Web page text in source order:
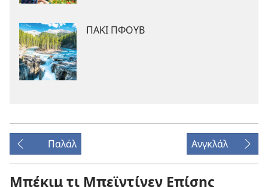
ΠΑΚΙ ΠΦΟΥΒ
Παλάλ Ανγκλάλ
Μπέκιμ τι Μπεϊντίνεν Επίσης